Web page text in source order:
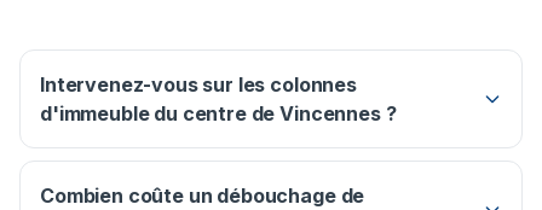
Intervenez-vous sur les colonnes
d'immeuble du centre de Vincennes ?
Combien coûte un débouchage de